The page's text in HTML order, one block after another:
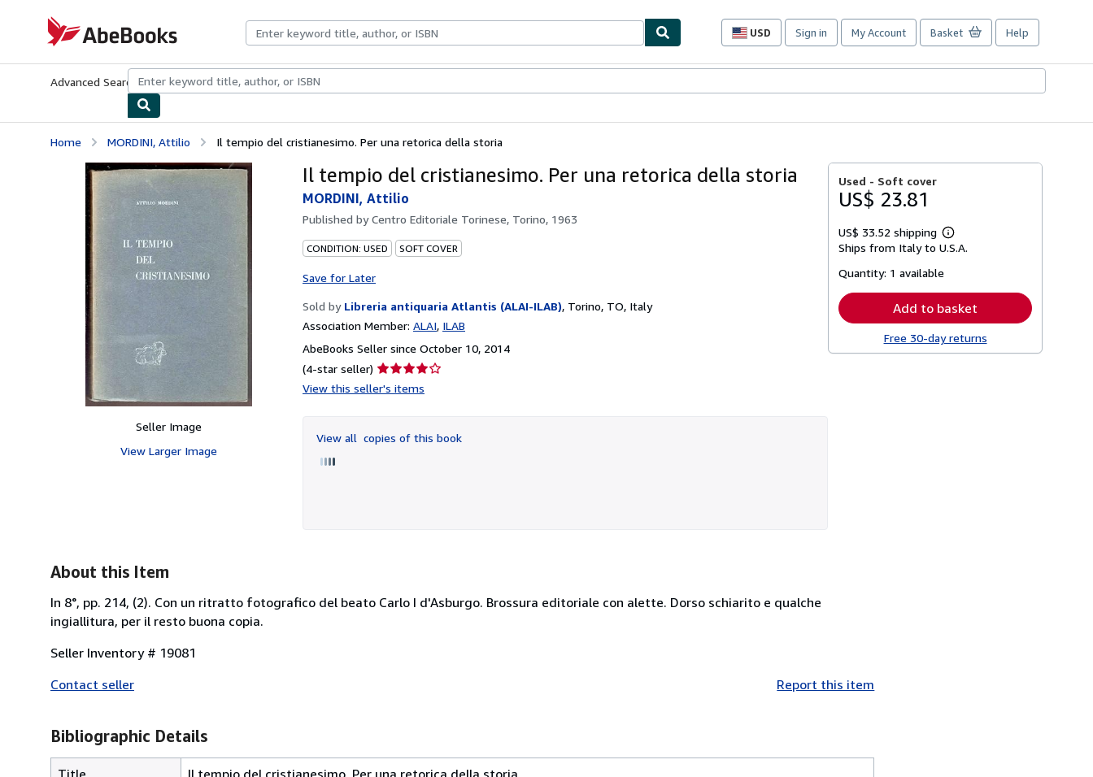
AbeBooks.com
USD
Site
preferences
Sign in My Account Basket Help
Advanced Search Browse CollectionsRare BooksArt & Collectibles
Home MORDINI, Attilio Il tempio del cristianesimo. Per una retorica della storia
Seller Image
View Larger Image
Il tempio del cristianesimo. Per una retorica della storia
MORDINI, Attilio
Published byCentro Editoriale Torinese, Torino, 1963
CONDITION: USED SOFT COVER
Save for Later
Sold by Libreria antiquaria Atlantis (ALAI-ILAB), Torino, TO, Italy
Association Member: ALAI ILAB
AbeBooks Seller since October 10, 2014
(4-star seller) Seller
rating
of
5
View this seller's items
View all copies of this book
Used - Soft cover
US$ 23.81
US$ 33.52 shipping
Learn
more
Ships from Italy to U.S.A.
Quantity: 1 available
Add to basket
Free 30-day returns
About this Item
In 8°, pp. 214, (2). Con un ritratto fotografico del beato Carlo I d'Asburgo. Brossura editoriale con alette. Dorso schiarito e qualche
ingiallitura, per il resto buona copia.
Seller Inventory # 19081
Contact seller
Report this item
Bibliographic Details
Title
Il tempio del cristianesimo. Per una retorica della storia